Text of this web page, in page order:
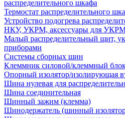
распределительного шкафа
Термостат распределительного
Устройство подогрева
НКУ, УКРМ, аксессуары для
Малый распределительный щит,
приборами
Системы сборных шин
Клеммник силовой/клеммный
Опорный изолятор/изолирующая
Шина нулевая для
Шина соединительная
Шинный зажим (клемма)
Шинодержатель (шинный